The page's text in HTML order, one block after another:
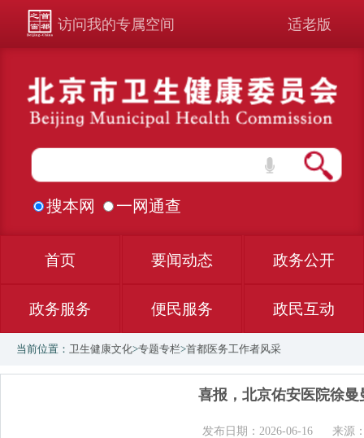
访问我的专属空间 适老版
搜本网 一网通查
首页 要闻动态 政务公开
政务服务 便民服务 政民互动
当前位置： 卫生健康文化>专题专栏>首都医务工作者风采
喜报，北京佑安医院徐曼
发布日期：2026-06-16 来源